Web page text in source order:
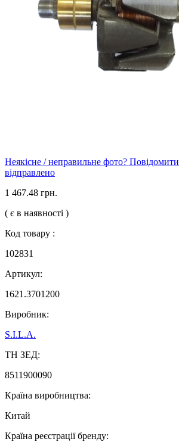
Неякісне / неправильне фото? Повідомити
відправлено
1 467.48 грн.
( є в наявності )
Код товару :
102831
Артикул:
1621.3701200
Виробник:
S.I.L.A.
ТН ЗЕД:
8511900090
Країна виробництва:
Китай
Країна реєстрації бренду: